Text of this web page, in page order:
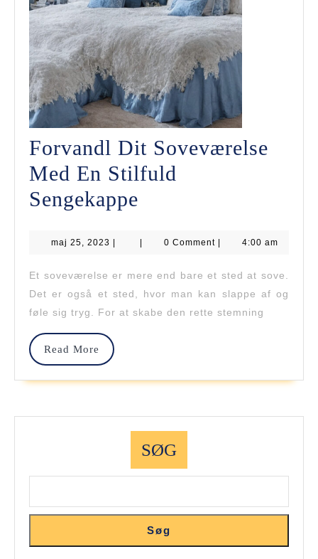
Forvandl Dit Soveværelse
Med En Stilfuld
Sengekappe
Soveværelse
Med
En
maj 25, 2023 maj
| | 0 Comment | 4:00 am
Et soveværelse er mere end bare et sted at sove.
Det er også et sted, hvor man kan slappe af og
føle sig tryg. For at skabe den rette stemning
Read More
Read
SØG
Søg